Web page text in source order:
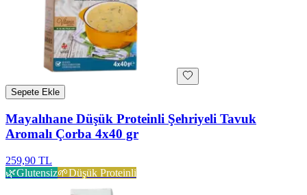
Sepete Ekle
Mayalıhane Düşük Proteinli Şehriyeli Tavuk
Aromalı Çorba 4x40 gr
259,90 TL
🌿Glutensiz🌱Düşük Proteinli